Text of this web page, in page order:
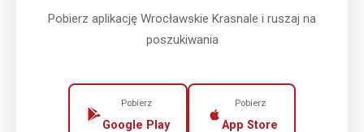
Pobierz aplikację Wrocławskie Krasnale i ruszaj na
poszukiwania
Pobierz
Google Play
Pobierz
App Store